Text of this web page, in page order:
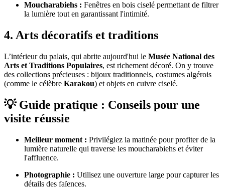
Moucharabiehs : Fenêtres en bois ciselé permettant de filtrer
la lumière tout en garantissant l'intimité.
4. Arts décoratifs et traditions
L’intérieur du palais, qui abrite aujourd'hui le Musée National des
Arts et Traditions Populaires, est richement décoré. On y trouve
des collections précieuses : bijoux traditionnels, costumes algérois
(comme le célèbre Karakou) et objets en cuivre ciselé.
💡 Guide pratique : Conseils pour une
visite réussie
Meilleur moment : Privilégiez la matinée pour profiter de la
lumière naturelle qui traverse les moucharabiehs et éviter
l'affluence.
Photographie : Utilisez une ouverture large pour capturer les
détails des faïences.